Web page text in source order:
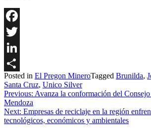
Facebook
Twitter
LinkedIn
Share
Posted in El Pregon MineroTagged Brunilda,
Santa Cruz, Unico Silver
Navegación
de
entradas
Previous: Avanza la conformación del
Mendoza
Next: Empresas de reciclaje en la región
tecnológicos, económicos y ambientales